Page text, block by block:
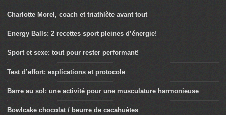
Charlotte Morel, coach et triathlète avant tout
Energy Balls: 2 recettes sport pleines d’énergie!
Sport et sexe: tout pour rester performant!
Test d’effort: explications et protocole
Barre au sol: une activité pour une musculature harmonieuse
Bowlcake chocolat / beurre de cacahuètes